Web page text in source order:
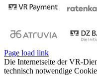
Page load link
Die Internetseite der VR-
technisch notwendige